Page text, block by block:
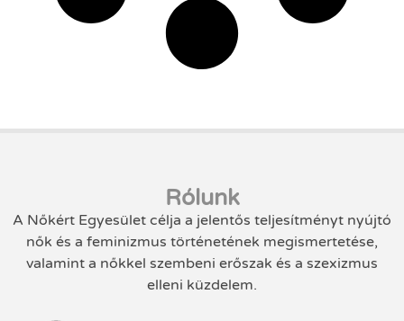
Rólunk
A Nőkért Egyesület célja a jelentős teljesítményt nyújtó
nők és a feminizmus történetének megismertetése,
valamint a nőkkel szembeni erőszak és a szexizmus
elleni küzdelem.